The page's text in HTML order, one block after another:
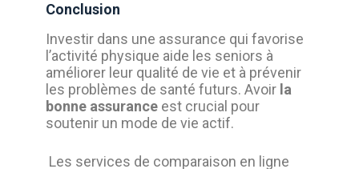
Conclusion
Investir dans une assurance qui favorise
l’activité physique aide les seniors à
améliorer leur qualité de vie et à prévenir
les problèmes de santé futurs. Avoir la
bonne assuranceest crucial pour
soutenir un mode de vie actif.
Les services de comparaison en ligne